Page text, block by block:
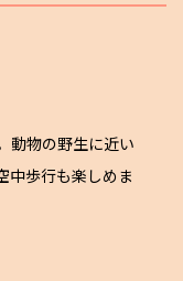
動物の野生に近い
中歩行も楽しめま